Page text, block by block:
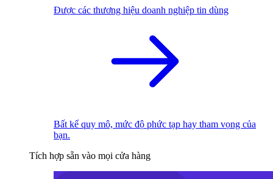
Được các thương hiệu doanh nghiệp tin dùng
Bất kể quy mô, mức độ phức tạp hay tham vọng của
bạn.
Tích hợp sẵn vào mọi cửa hàng